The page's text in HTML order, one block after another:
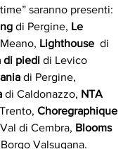
saranno presenti:
di Pergine, Le
Lighthouse
  di
di piedi di Levico
di Pergine,
di Caldonazzo, NTA
Choregraphique
Val di Cembra, Blooms
Valsugana.